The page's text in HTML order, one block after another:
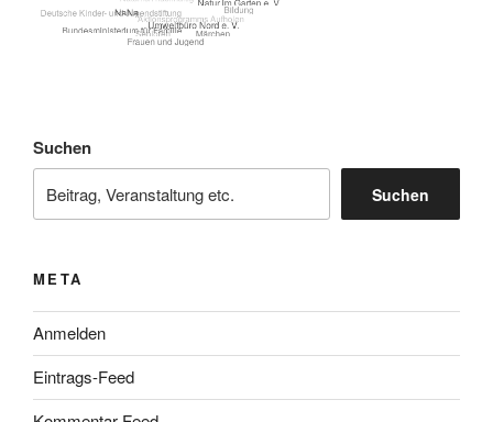
Suchen
Suchen
META
Anmelden
Eintrags-Feed